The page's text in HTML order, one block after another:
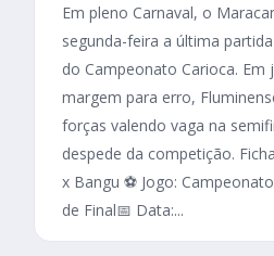
Em pleno Carnaval, o
segunda-feira a última
do Campeonato Carioca. Em
margem para erro,
forças valendo vaga na
despede da competição.
x Bangu ⚽ Jogo:
de Final📅 Data:...